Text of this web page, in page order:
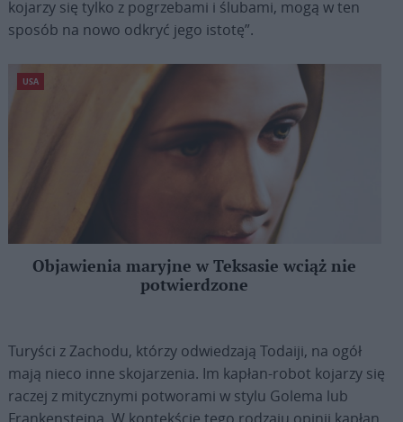
kojarzy się tylko z pogrzebami i ślubami, mogą w ten
sposób na nowo odkryć jego istotę”.
USA
Objawienia maryjne w Teksasie wciąż nie
potwierdzone
Turyści z Zachodu, którzy odwiedzają Todaiji, na ogół
mają nieco inne skojarzenia. Im kapłan-robot kojarzy się
raczej z mitycznymi potworami w stylu Golema lub